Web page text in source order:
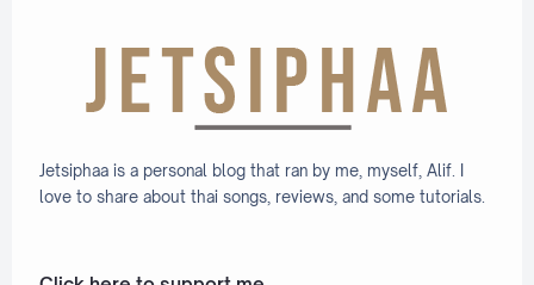
Jetsiphaa is a personal blog that ran by me, myself, Alif. I
love to share about thai songs, reviews, and some tutorials.